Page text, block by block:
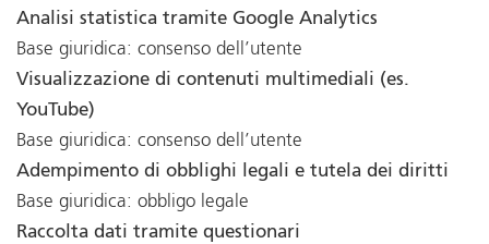
Analisi statistica tramite Google Analytics
Base giuridica: consenso dell’utente
Visualizzazione di contenuti multimediali (es.
YouTube)
Base giuridica: consenso dell’utente
Adempimento di obblighi legali e tutela dei diritti
Base giuridica: obbligo legale
Raccolta dati tramite questionari